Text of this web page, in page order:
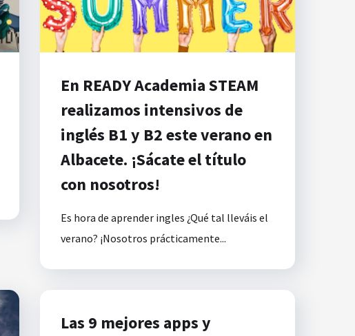
En READY Academia STEAM
realizamos intensivos de
inglés B1 y B2 este verano en
Albacete. ¡Sácate el título
con nosotros!
Es hora de aprender ingles ¿Qué tal lleváis el
verano? ¡Nosotros prácticamente...
Las 9 mejores apps y